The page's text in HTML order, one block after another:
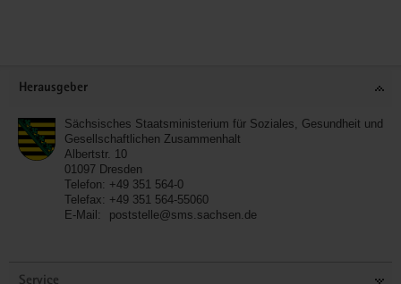
Herausgeber
Sächsisches Staatsministerium für Soziales, Gesundheit und
Gesellschaftlichen Zusammenhalt
Albertstr. 10
01097 Dresden
Telefon: +49 351 564-0
Telefax: +49 351 564-55060
E-Mail:
poststelle@sms.sachsen.de
Service